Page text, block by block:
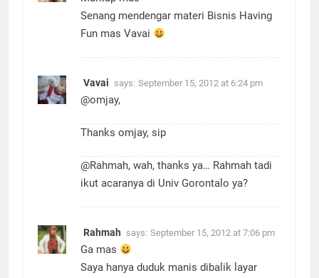
Senang mendengar materi Bisnis Having
Fun mas Vavai
Vavai says: September 15, 2012 at 6:24 pm
@omjay,
Thanks omjay, sip
@Rahmah, wah, thanks ya… Rahmah tadi
ikut acaranya di Univ Gorontalo ya?
Rahmah says: September 15, 2012 at 7:06 pm
Ga mas
Saya hanya duduk manis dibalik layar